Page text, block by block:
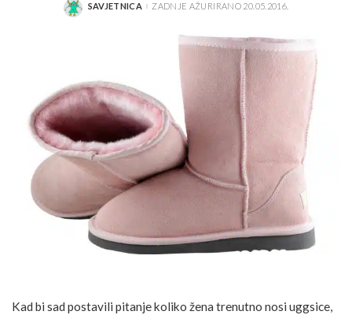
POSTED
SAVJETNICA ZADNJE AŽURIRANO 20.05.2016.
Kad bi sad postavili pitanje koliko žena trenutno nosi uggsice,